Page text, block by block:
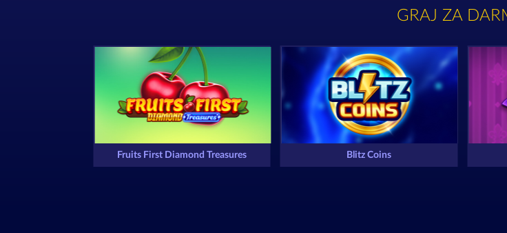
GRAJ ZA
Fruits First Diamond Treasures Blitz Coins